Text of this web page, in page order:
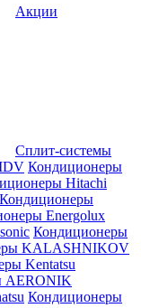
Акции
Сплит-системы
Кондиционеры
Hitachi
Кондиционеры
Energolux
Кондиционеры
KALASHNIKOV
Kentatsu
AERONIK
Кондиционеры